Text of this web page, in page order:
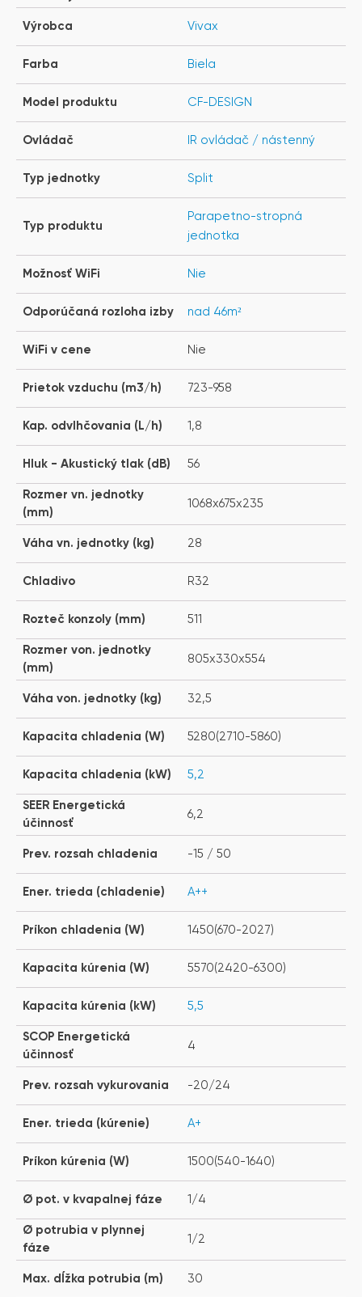
Výrobca Vivax
Farba Biela
Model produktu CF-DESIGN
Ovládač IR ovládač / nástenný
Typ jednotky Split
Typ produktu
Parapetno-stropná
jednotka
Možnosť WiFi Nie
Odporúčaná rozloha izby nad 46m²
WiFi v cene Nie
Prietok vzduchu (m3/h) 723-958
Kap. odvlhčovania (L/h) 1,8
Hluk - Akustický tlak (dB) 56
Rozmer vn. jednotky
(mm)
1068x675x235
Váha vn. jednotky (kg) 28
Chladivo R32
Rozteč konzoly (mm) 511
Rozmer von. jednotky
(mm)
805x330x554
Váha von. jednotky (kg) 32,5
Kapacita chladenia (W) 5280(2710-5860)
Kapacita chladenia (kW) 5,2
SEER Energetická
účinnosť
6,2
Prev. rozsah chladenia -15 / 50
Ener. trieda (chladenie) A++
Príkon chladenia (W) 1450(670-2027)
Kapacita kúrenia (W) 5570(2420-6300)
Kapacita kúrenia (kW) 5,5
SCOP Energetická
účinnosť
4
Prev. rozsah vykurovania -20/24
Ener. trieda (kúrenie) A+
Príkon kúrenia (W) 1500(540-1640)
Ø pot. v kvapalnej fáze 1/4
Ø potrubia v plynnej
fáze
1/2
Max. dĺžka potrubia (m) 30